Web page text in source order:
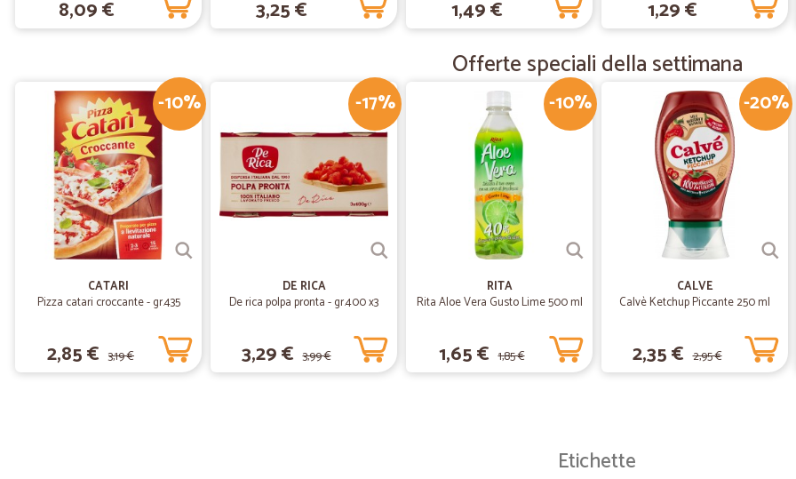
Enzo R.
Ottimo prodotto.
— Giampaolo B.
ottimo servizio
ottimo servizio
8,09 € 3,25 € 1,49 € 1,29 €
Offerte speciali della settimana
-10%
CATARI
Pizza catari croccante - gr.435
2,85 € 3,19 €
-17%
DE RICA
De rica polpa pronta - gr.400 x3
3,29 € 3,99 €
-10%
RITA
Rita Aloe Vera Gusto Lime 500 ml
1,65 € 1,85 €
-20%
CALVE
Calvè Ketchup Piccante 250 ml
2,35 € 2,95 €
Etichette